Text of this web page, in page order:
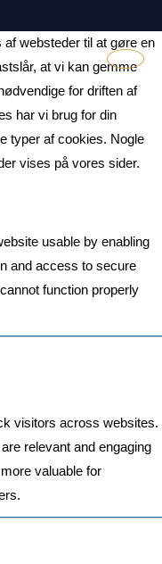
websteder til at gøre en
at vi kan gemme
for driften af
har vi brug for din
typer af cookies. Nogle
vises på vores sider.
usable by enabling
and access to secure
function properly
visitors across websites.
relevant and engaging
valuable for